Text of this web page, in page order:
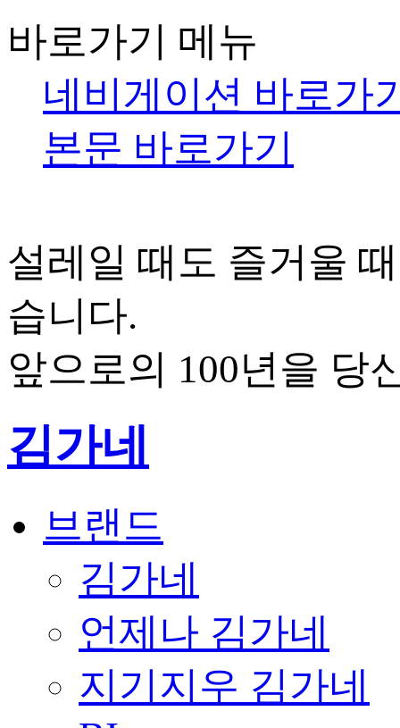
바로가기 메뉴
네비게이션 바로가
본문 바로가기
설레일 때도 즐거울
습니다.
앞으로의 100년을 당
김가네
브랜드
김가네
언제나 김가네
지기지우 김가네